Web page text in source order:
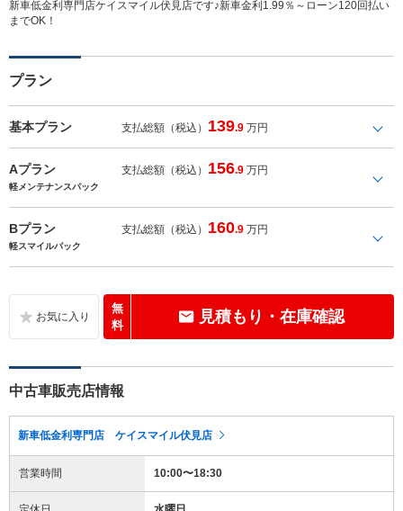
新車低金利専門店ケイスマイル伏見店です♪新車金利1.99％～ローン120回払い
までOK！
プラン
基本プラン 支払総額（税込） 139.9 万円
Aプラン 支払総額（税込） 156.9 万円
軽メンテナンスパック
Bプラン 支払総額（税込） 160.9 万円
軽スマイルパック
無
料
見積もり・在庫確認
中古車販売店情報
新車低金利専門店 ケイスマイル伏見店
営業時間 10:00〜18:30